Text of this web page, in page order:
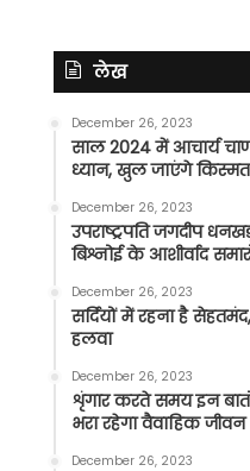
लेख
December 26, 2023
साल 2024 में आचार्य
ध्यान, खुल जाएंगे किस्मत
December 26, 2023
उपराष्ट्रपति जगदीप
बिश्नोई के आशीर्वाद
December 26, 2023
सर्दियों में रहना है
हलवा
December 26, 2023
शृंगार करते समय इन
भरा रहेगा वैवाहिक जीवन
December 26, 2023